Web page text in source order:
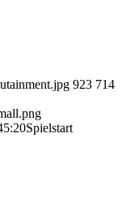
923 714
Spielstart